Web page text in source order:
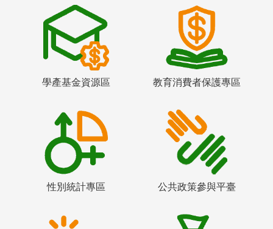
學產基金資源區 教育消費者保護專區
性別統計專區 公共政策參與平臺